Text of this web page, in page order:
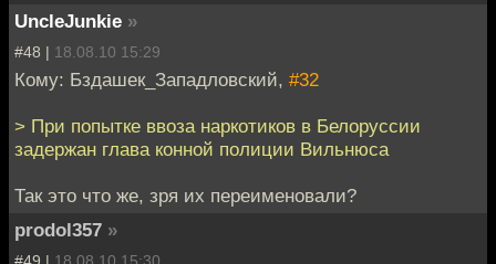
UncleJunkie »
#48 | 18.08.10 15:29
Кому: Бздашек_Западловский, #32
> При попытке ввоза наркотиков в Белоруссии
задержан глава конной полиции Вильнюса
Так это что же, зря их переименовали?
prodol357 »